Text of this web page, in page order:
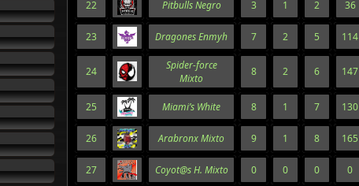
22 Pitbulls Negro 3 1 2 36
23 Dragones Enmyh 7 2 5 114
24
Spider-force
Mixto
8 2 6 147
25 Miami’s White 8 1 7 130
26 Arabronx Mixto 9 1 8 165
27 Coyot@s H. Mixto 0 0 0 0